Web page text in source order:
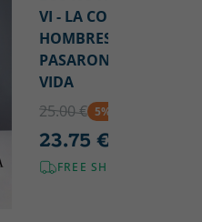
VI - LA CORONA Y LOS
HOMBRES QUE
PASARON POR SU
VIDA
25.00 € 5% DTO
23.75 €
FREE SHIPPING!